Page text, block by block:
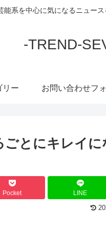
能系を中心に気になるニュース
-TREND-
リー お問い合わせフ
ごとにキレイに
Pocket LINE